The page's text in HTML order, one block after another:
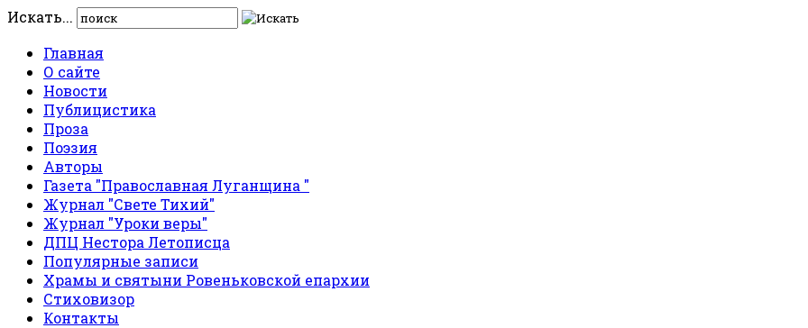
Искать...
Главная
О сайте
Новости
Публицистика
Проза
Поэзия
Авторы
Газета "Православная Луганщина "
Журнал "Свете Тихий"
Журнал "Уроки веры"
ДПЦ Нестора Летописца
Популярные записи
Храмы и святыни Ровеньковской епархии
Стиховизор
Контакты